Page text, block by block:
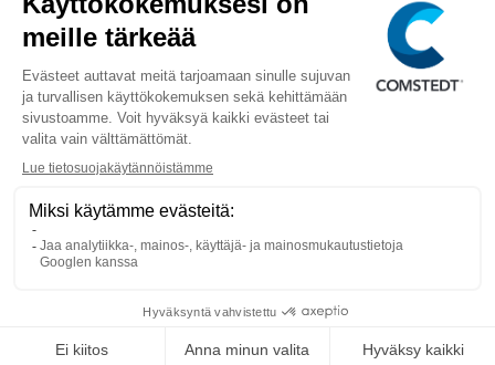
Huolto: 020 198 0043
info@comstedt.fi
SEURAA MEITÄ
COPYRIGHT © 2026 Comstedt Finland Oy KAIKKI OIKEUDET PIDÄTETÄÄN.